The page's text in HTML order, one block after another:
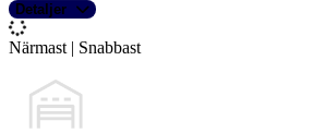
Detaljer
Närmast | Snabbast